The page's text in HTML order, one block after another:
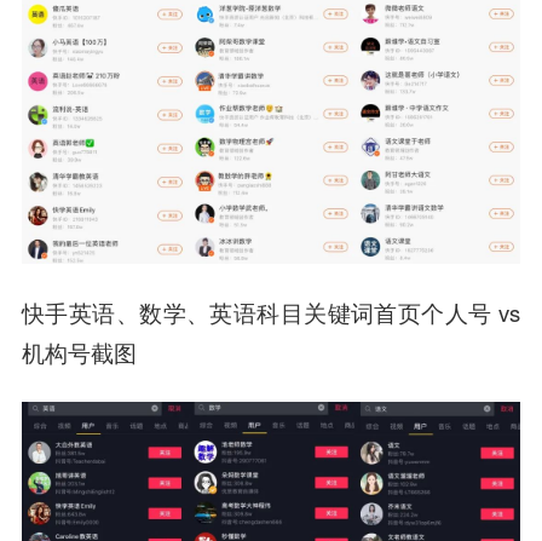
快手英语、数学、英语科目关键词首页个人号 vs
机构号截图